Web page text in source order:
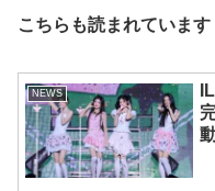
こちらも読まれています
NEWS